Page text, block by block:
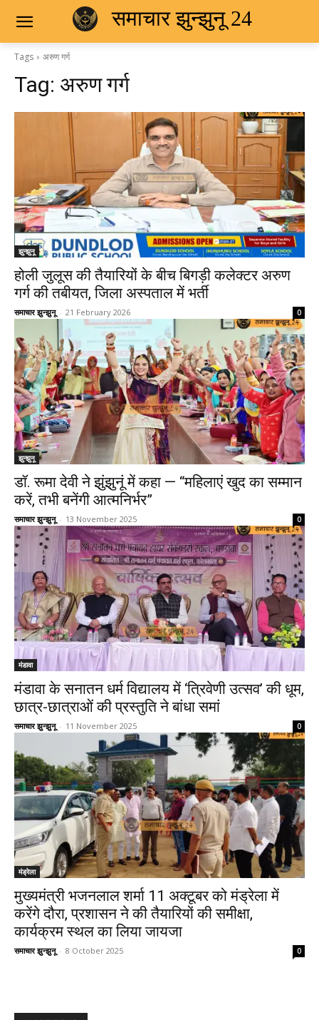
समाचार झुन्झुनू 24
Tags अरुण गर्ग
Tag: अरुण गर्ग
झुन्झुनू
होली जुलूस की तैयारियों के बीच बिगड़ी कलेक्टर अरुण
गर्ग की तबीयत, जिला अस्पताल में भर्ती
समाचार झुन्झुनू - 21 February 2026 0
झुन्झुनू
डॉ. रूमा देवी ने झुंझुनूं में कहा — “महिलाएं खुद का सम्मान
करें, तभी बनेंगी आत्मनिर्भर”
समाचार झुन्झुनू - 13 November 2025 0
मंडावा
मंडावा के सनातन धर्म विद्यालय में ‘त्रिवेणी उत्सव’ की धूम,
छात्र-छात्राओं की प्रस्तुति ने बांधा समां
समाचार झुन्झुनू - 11 November 2025 0
मंड्रेला
मुख्यमंत्री भजनलाल शर्मा 11 अक्टूबर को मंड्रेला में
करेंगे दौरा, प्रशासन ने की तैयारियों की समीक्षा,
कार्यक्रम स्थल का लिया जायजा
समाचार झुन्झुनू - 8 October 2025 0